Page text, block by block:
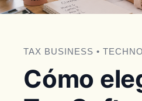
TAX BUSINESS •
Cómo